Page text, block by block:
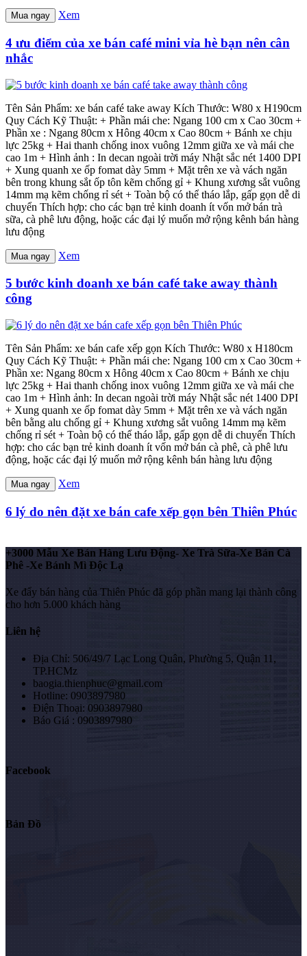
Mua ngay Xem
4 ưu điểm của xe bán café mini vỉa hè bạn nên cân
nhắc
Tên Sản Phẩm: xe bán café take away Kích Thước: W80 x H190cm
Quy Cách Kỹ Thuật: + Phần mái che: Ngang 100 cm x Cao 30cm +
Phần xe : Ngang 80cm x Hông 40cm x Cao 80cm + Bánh xe chịu
lực 25kg + Hai thanh chống inox vuông 12mm giữa xe và mái che
cao 1m + Hình ảnh : In decan ngoài trời máy Nhật sắc nét 1400 DPI
+ Xung quanh xe ốp fomat dày 5mm + Mặt trên xe và vách ngăn
bên trong khung sắt ốp tôn kẽm chống gỉ + Khung xương sắt vuông
14mm mạ kẽm chống rỉ sét + Toàn bộ có thể tháo lắp, gấp gọn dễ di
chuyển Thích hợp: cho các bạn trẻ kinh doanh ít vốn mở bán trà
sữa, cà phê lưu động, hoặc các đại lý muốn mở rộng kênh bán hàng
lưu động
Mua ngay Xem
5 bước kinh doanh xe bán café take away thành
công
Tên Sản Phẩm: xe bán cafe xếp gọn Kích Thước: W80 x H180cm
Quy Cách Kỹ Thuật: + Phần mái che: Ngang 100 cm x Cao 30cm +
Phần xe: Ngang 80cm x Hông 40cm x Cao 80cm + Bánh xe chịu
lực 25kg + Hai thanh chống inox vuông 12mm giữa xe và mái che
cao 1m + Hình ảnh: In decan ngoài trời máy Nhật sắc nét 1400 DPI
+ Xung quanh xe ốp fomat dày 5mm + Mặt trên xe và vách ngăn
bên bằng alu chống gỉ + Khung xương sắt vuông 14mm mạ kẽm
chống rỉ sét + Toàn bộ có thể tháo lắp, gấp gọn dễ di chuyển Thích
hợp: cho các bạn trẻ kinh doanh ít vốn mở bán cà phê, cà phê lưu
động, hoặc các đại lý muốn mở rộng kênh bán hàng lưu động
Mua ngay Xem
6 lý do nên đặt xe bán cafe xếp gọn bên Thiên Phúc
+3000 Mẫu Xe Bán Hàng Lưu Động- Xe Trà Sữa-Xe Bán Cà
Phê -Xe Bánh Mì Độc Lạ
Xe đẩy bán hàng của Thiên Phúc đã góp phần mang lại thành công
cho hơn 5.000 khách hàng
Liên hệ
Địa Chỉ: 506/49/7 Lạc Long Quân, Phường 5, Quận 11,
TP.HCMz
baogia.thienphuc@gmail.com
Hotline: 0903897980
Điện Thoại: 0903897980
Báo Giá : 0903897980
Facebook
Bản Đồ